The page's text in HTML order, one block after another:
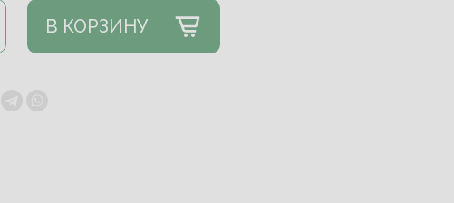
В КОРЗИНУ